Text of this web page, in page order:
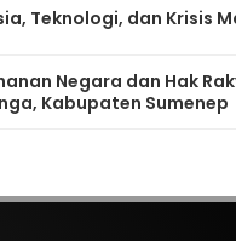
Teknologi, dan Krisis
Negara dan Hak
Kabupaten Sumenep